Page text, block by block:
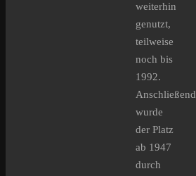
weiterhin
genutzt,
teilweise
noch bis
1992.
Anschließend
wurde
der Platz
ab 1947
durch